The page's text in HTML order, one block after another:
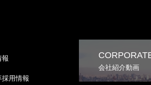
報
採用情報
会社紹介動画